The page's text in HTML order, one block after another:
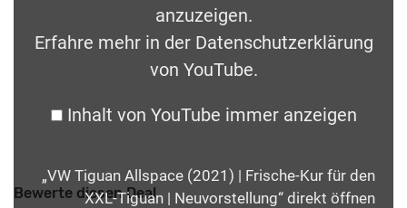
anzuzeigen.
Erfahre mehr in der Datenschutzerklärung
von YouTube.
Inhalt von YouTube immer anzeigen
„VW Tiguan Allspace (2021) | Frische-Kur für den
XXL-Tiguan | Neuvorstellung“ direkt öffnen
Bewerte diesen Deal